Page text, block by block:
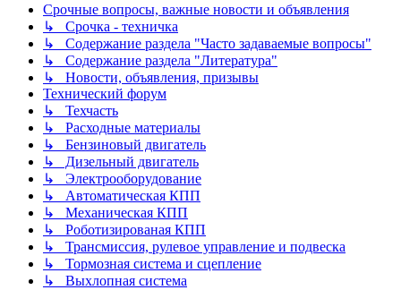
Срочные вопросы, важные новости и объявления
↳ Срочка - техничка
↳ Содержание раздела "Часто задаваемые вопросы"
↳ Содержание раздела "Литература"
↳ Новости, объявления, призывы
Технический форум
↳ Техчасть
↳ Расходные материалы
↳ Бензиновый двигатель
↳ Дизельный двигатель
↳ Электрооборудование
↳ Автоматическая КПП
↳ Механическая КПП
↳ Роботизированая КПП
↳ Трансмиссия, рулевое управление и подвеска
↳ Тормозная система и сцепление
↳ Выхлопная система